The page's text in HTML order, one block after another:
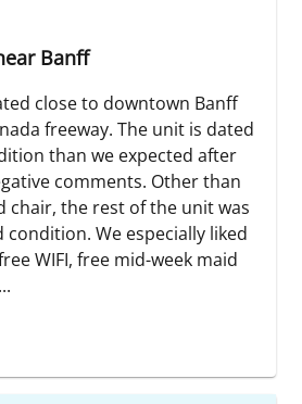
Banff
close to downtown Banff
freeway. The unit is dated
than we expected after
comments. Other than
chair, the rest of the unit was
condition. We especially liked
WIFI, free mid-week maid